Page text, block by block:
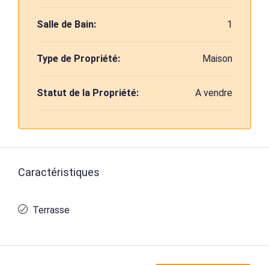
Salle de Bain: 1
Type de Propriété: Maison
Statut de la Propriété: A vendre
Caractéristiques
Terrasse